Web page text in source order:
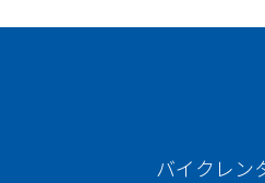
バイクレン